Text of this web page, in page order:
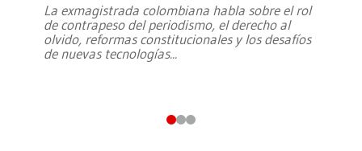
La exmagistrada colombiana habla sobre el rol
de contrapeso del periodismo, el derecho al
olvido, reformas constitucionales y los desafíos
de nuevas tecnologías...